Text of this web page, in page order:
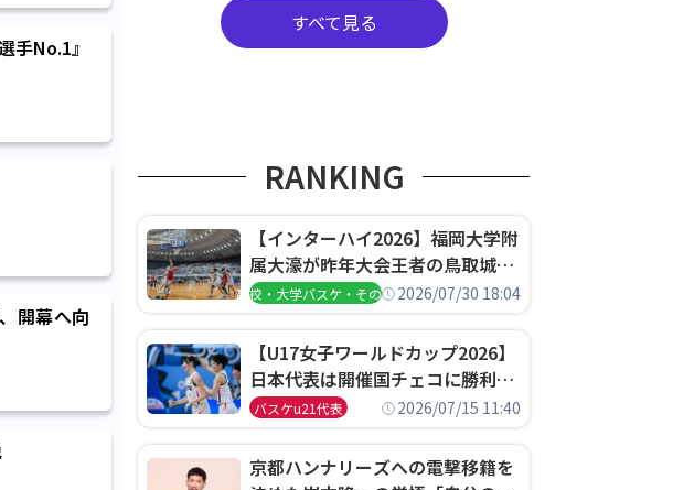
手No.1』
開幕へ向
すべて見る
RANKING
【インターハイ2026】福岡大学附
属大濠が昨年大会王者の鳥取城北
を撃破、大阪薫英女学院は岐阜女
高校・大学バスケ・その他2026/07/30 18:04
【U17女子ワールドカップ2026】
日本代表は開催国チェコに勝利し
て予選グループ3連勝で首位通
決定
バスケu21代表 2026/07/15 11:40
京都ハンナリーズへの電撃移籍を